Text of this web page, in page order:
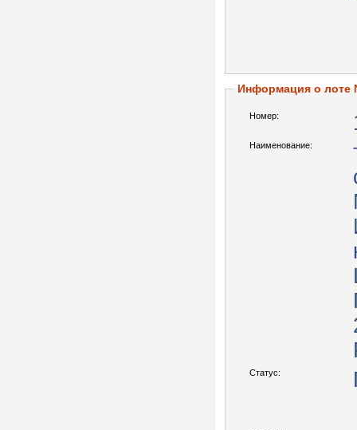
Информация о лоте
Номер:
Наименование:
Статус: